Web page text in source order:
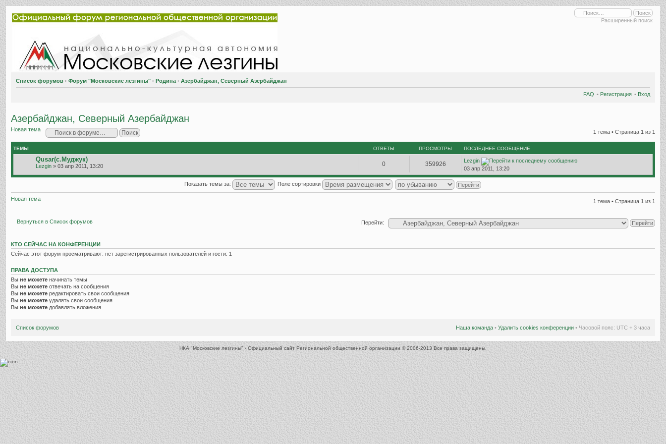
Расширенный поиск
Список форумов ‹ Форум "Московские лезгины" ‹ Родина ‹ Азербайджан, Северный Азербайджан
FAQ • Регистрация • Вход
Азербайджан, Северный Азербайджан
Новая тема 1 тема • Страница 1 из 1
ТЕМЫ ОТВЕТЫ ПРОСМОТРЫ ПОСЛЕДНЕЕ СООБЩЕНИЕ
Qusar(с.Муджук)
Lezgin » 03 апр 2011, 13:20 0 359926
Lezgin
03 апр 2011, 13:20
Показать темы за: Поле сортировки
Новая тема 1 тема • Страница 1 из 1
Вернуться в Список форумов Перейти:
КТО СЕЙЧАС НА КОНФЕРЕНЦИИ
Сейчас этот форум просматривают: нет зарегистрированных пользователей и гости: 1
ПРАВА ДОСТУПА
Вы не можете начинать темы
Вы не можете отвечать на сообщения
Вы не можете редактировать свои сообщения
Вы не можете удалять свои сообщения
Вы не можете добавлять вложения
Список форумов Наша команда • Удалить cookies конференции • Часовой пояс: UTC + 3 часа
НКА "Московские лезгины" - Официальный сайт Региональной общественной организации © 2006-2013 Все права защищены.